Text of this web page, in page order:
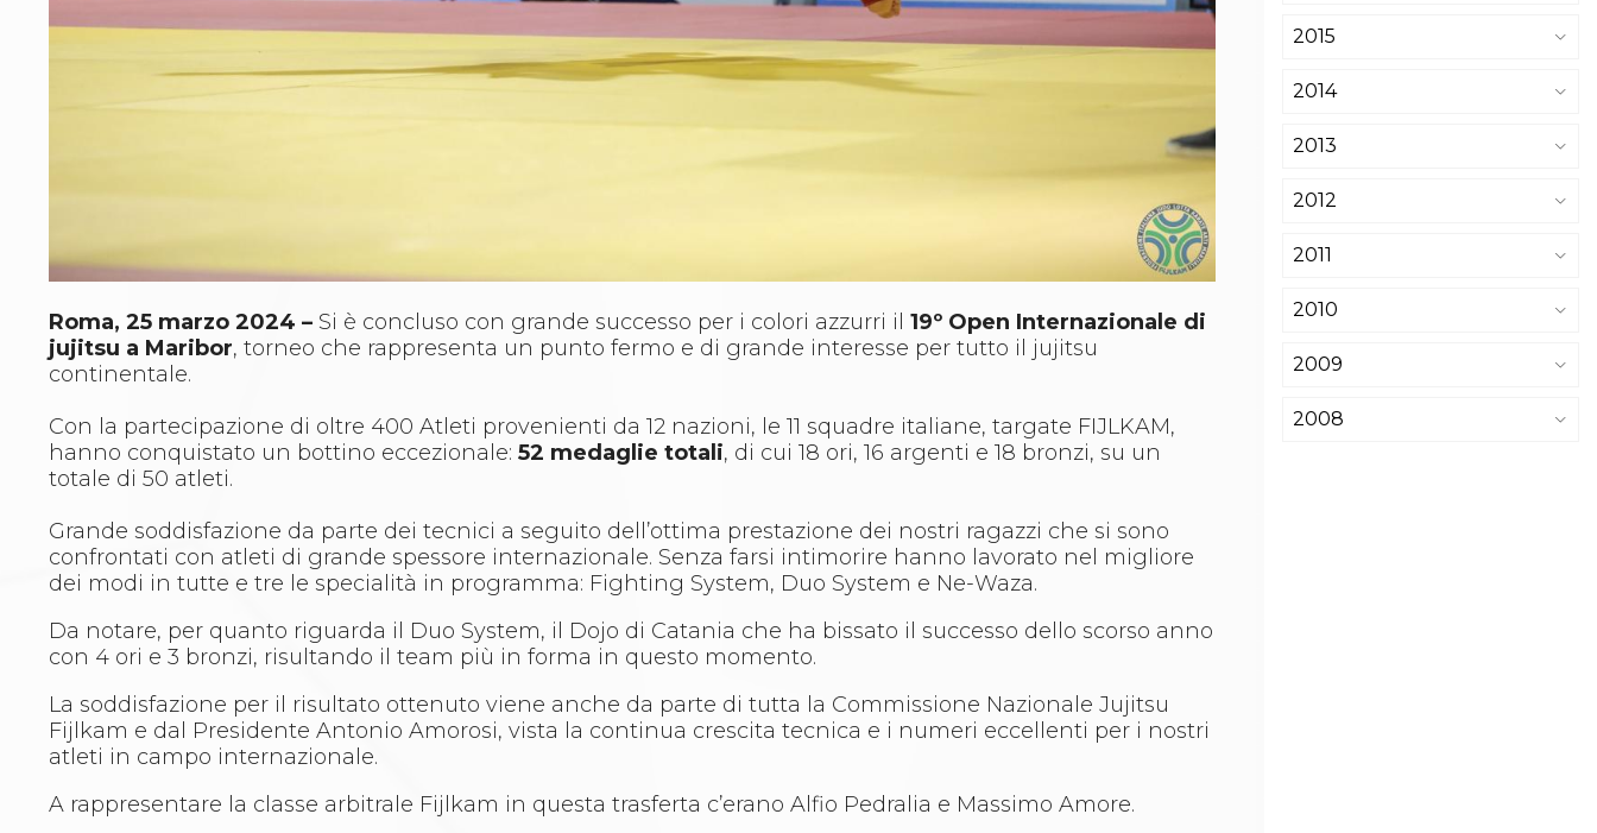
Società
La Federazione
Cerca Società Sportive
Galleria Fotografica
Partners
Trasparenza
FIJLKAM trasparente
Avvisi
Gare d’Appalto
Whistleblowing
La disciplina
News
Attività Didattica
Albi Federali
Arbitri
Lotta
La disciplina
News
Gare e Risultati
Attività Didattica
Roma, 25 marzo 2024 – Si è concluso con grande successo per i colori azzurri il19º Open Internazionale di
jujitsu a Maribor, torneo che rappresenta un punto fermo e di grande interesse per tutto il jujitsu
continentale.
Con la partecipazione di oltre 400 Atleti provenienti da 12 nazioni, le 11 squadre italiane, targate FIJLKAM,
hanno conquistato un bottino eccezionale:52 medaglie totali, di cui 18 ori, 16 argenti e 18 bronzi, su un
totale di 50 atleti.
Grande soddisfazione da parte dei tecnici a seguito dell’ottima prestazione dei nostri ragazzi che si sono
confrontati con atleti di grande spessore internazionale. Senza farsi intimorire hanno lavorato nel migliore
dei modi in tutte e tre le specialità in programma: Fighting System, Duo System e Ne-Waza.
Da notare, per quanto riguarda il Duo System, il Dojo di Catania che ha bissato il successo dello scorso anno
con 4 ori e 3 bronzi, risultando il team più in forma in questo momento.
La soddisfazione per il risultato ottenuto viene anche da parte di tutta la Commissione Nazionale Jujitsu
Fijlkam e dal Presidente Antonio Amorosi, vista la continua crescita tecnica e i numeri eccellenti per i nostri
atleti in campo internazionale.
A rappresentare la classe arbitrale Fijlkam in questa trasferta c’erano Alfio Pedralia e Massimo Amore.
2015
2014
2013
2012
2011
2010
2009
2008